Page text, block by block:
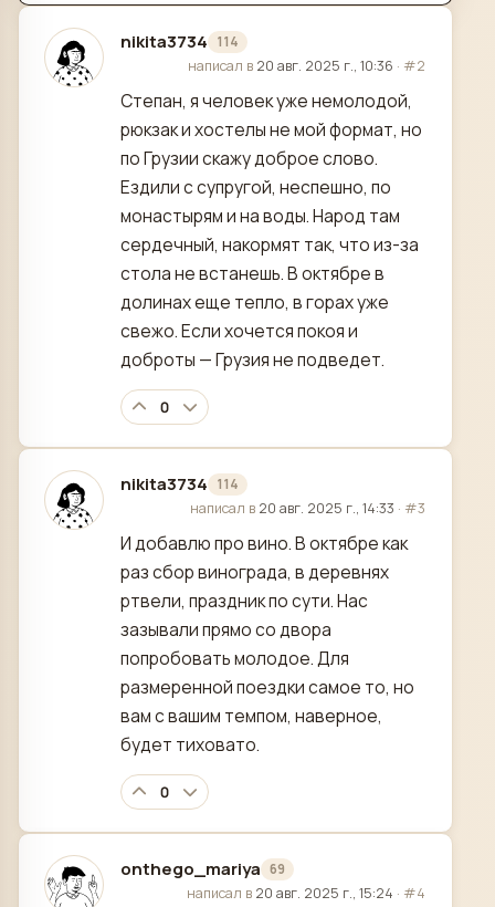
nikita3734 114
отредактировано
написал в 20 авг. 2025 г., 10:36 · #2
Степан, я человек уже немолодой,
рюкзак и хостелы не мой формат, но
по Грузии скажу доброе слово.
Ездили с супругой, неспешно, по
монастырям и на воды. Народ там
сердечный, накормят так, что из-за
стола не встанешь. В октябре в
долинах еще тепло, в горах уже
свежо. Если хочется покоя и
доброты — Грузия не подведет.
0
nikita3734 114
отредактировано
написал в 20 авг. 2025 г., 14:33 · #3
И добавлю про вино. В октябре как
раз сбор винограда, в деревнях
ртвели, праздник по сути. Нас
зазывали прямо со двора
попробовать молодое. Для
размеренной поездки самое то, но
вам с вашим темпом, наверное,
будет тиховато.
0
onthego_mariya 69
отредактировано
написал в 20 авг. 2025 г., 15:24 · #4